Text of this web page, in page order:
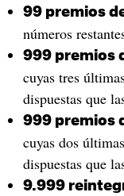
99 premios
números
999 premios
cuyas tres
dispuestas que
999 premios
cuyas dos
dispuestas que
9.999